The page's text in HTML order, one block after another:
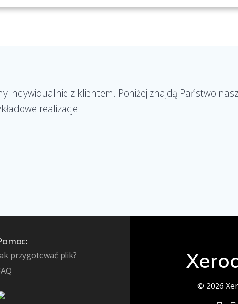
indywidualnie z klientem. Poniżej znajdą Państwo
realizacje:
przygotować plik?
© 2026